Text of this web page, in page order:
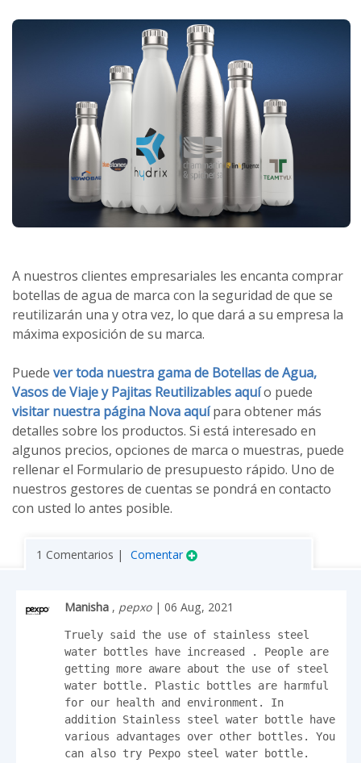
A nuestros clientes empresariales les encanta comprar
botellas de agua de marca con la seguridad de que se
reutilizarán una y otra vez, lo que dará a su empresa la
máxima exposición de su marca.
Puede ver toda nuestra gama de Botellas de Agua,
Vasos de Viaje y Pajitas Reutilizables aquío puede
visitar nuestra página Nova aquípara obtener más
detalles sobre los productos. Si está interesado en
algunos precios, opciones de marca o muestras, puede
rellenar el Formulario de presupuesto rápido. Uno de
nuestros gestores de cuentas se pondrá en contacto
con usted lo antes posible.
1 Comentarios | Comentar
Manisha , pepxo| 06 Aug, 2021
Truely said the use of stainless steel
water bottles have increased . People are
getting more aware about the use of steel
water bottle. Plastic bottles are harmful
for our health and environment. In
addition Stainless steel water bottle have
various advantages over other bottles. You
can also try Pexpo steel water bottle.